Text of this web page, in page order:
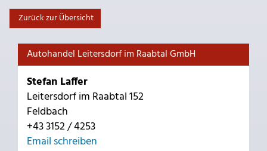
Zurück zur Übersicht
Autohandel Leitersdorf im Raabtal GmbH
Stefan Laffer
Leitersdorf im Raabtal 152
Feldbach
+43 3152 / 4253
Email schreiben